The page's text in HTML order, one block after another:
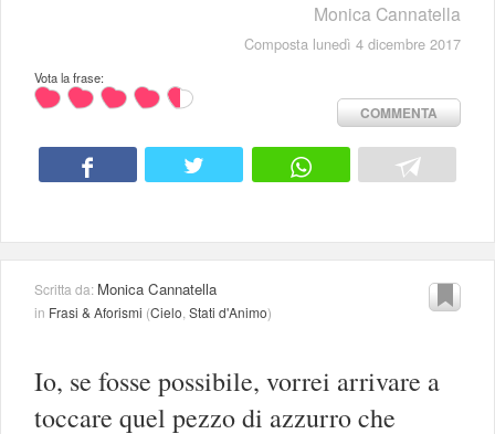
Monica Cannatella
Composta lunedì 4 dicembre 2017
Vota la frase:
COMMENTA
Scritta da: Monica Cannatella
in Frasi & Aforismi (Cielo Stati d'Animo)
Io, se fosse possibile, vorrei arrivare a
toccare quel pezzo di azzurro che